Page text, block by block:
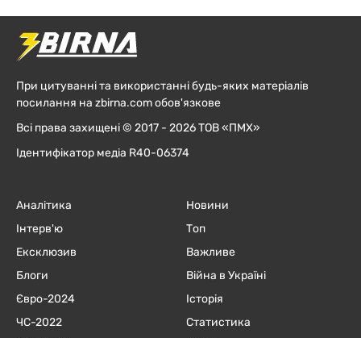
При цитуванні та використанні будь-яких матеріалів
посилання на zbirna.com обов'язкове
Всі права захищені © 2017 - 2026 ТОВ «ПМХ»
Ідентифікатор медіа R40-06374
Аналітика
Інтерв'ю
Ексклюзив
Блоги
Євро-2024
ЧC-2022
Новини
Топ
Важливе
Війна в Україні
Історія
Статистика